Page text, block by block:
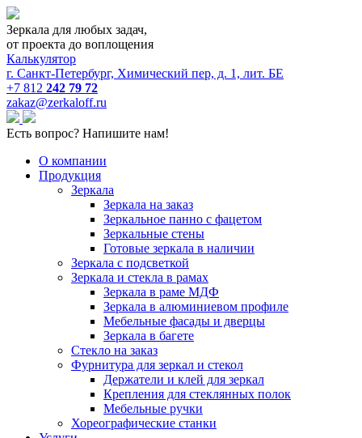
Зеркала для любых задач,
от проекта до воплощения
Калькулятор
г. Санкт-Петербург, Химический пер, д. 1, лит. БЕ
+7 812 242 79 72
zakaz@zerkaloff.ru
Есть вопрос? Напишите нам!
О компании
Продукция
Зеркала
Зеркала на заказ
Зеркальное панно с фацетом
Зеркальные стены
Готовые зеркала в наличии
Зеркала с подсветкой
Зеркала и стекла в рамах
Зеркала в раме МДФ
Зеркала в алюминиевом профиле
Мебельные фасады и дверцы
Зеркала в багете
Стекло на заказ
Фурнитура для зеркал и стекол
Держатели и клей для зеркал
Крепления для стеклянных полок
Мебельные ручки
Хореографические станки